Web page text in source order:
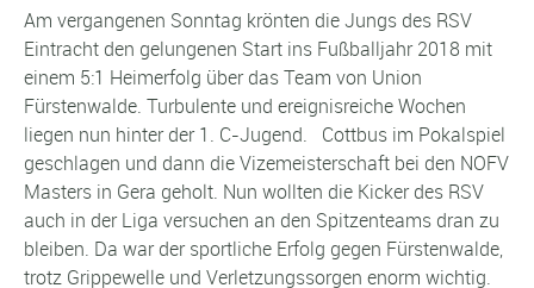
Am vergangenen Sonntag krönten die Jungs des RSV
Eintracht den gelungenen Start ins Fußballjahr 2018 mit
einem 5:1 Heimerfolg über das Team von Union
Fürstenwalde. Turbulente und ereignisreiche Wochen
liegen nun hinter der 1. C-Jugend. Cottbus im Pokalspiel
geschlagen und dann die Vizemeisterschaft bei den NOFV
Masters in Gera geholt. Nun wollten die Kicker des RSV
auch in der Liga versuchen an den Spitzenteams dran zu
bleiben. Da war der sportliche Erfolg gegen Fürstenwalde,
trotz Grippewelle und Verletzungssorgen enorm wichtig.